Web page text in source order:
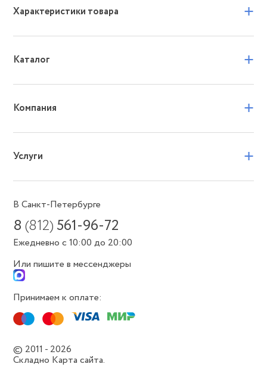
Характеристики товара +
Каталог +
Компания +
Услуги +
В Санкт-Петербурге
8(812) 561-96-72
Ежедневно с 10:00 до 20:00
Или пишите в мессенджеры
Принимаем к оплате:
© 2011 - 2026
Складно Карта сайта.